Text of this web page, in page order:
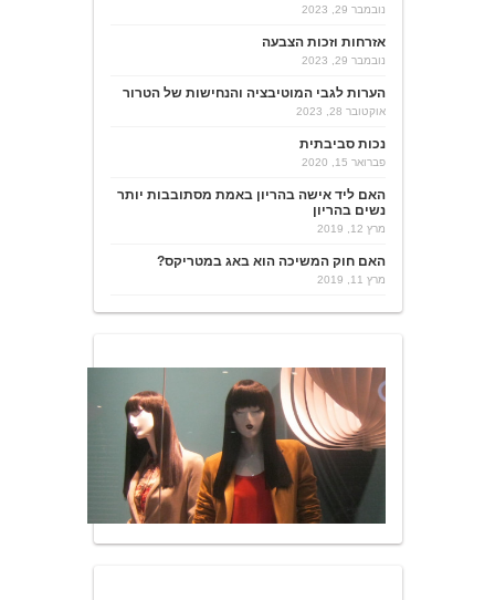
נובמבר 29, 2023
אזרחות וזכות הצבעה
נובמבר 29, 2023
הערות לגבי המוטיבציה והנחישות של הטרור
אוקטובר 28, 2023
נכות סביבתית
פברואר 15, 2020
האם ליד אישה בהריון באמת מסתובבות יותר
נשים בהריון
מרץ 12, 2019
האם חוק המשיכה הוא באג במטריקס?
מרץ 11, 2019